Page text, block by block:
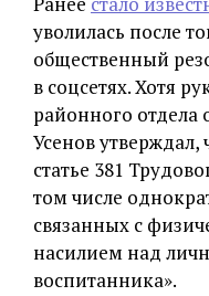
уволилась после
общественный
в соцсетях. Хотя
районного отдела
Усенов
статье 381
том числе
связанных с
насилием над
воспитанника».